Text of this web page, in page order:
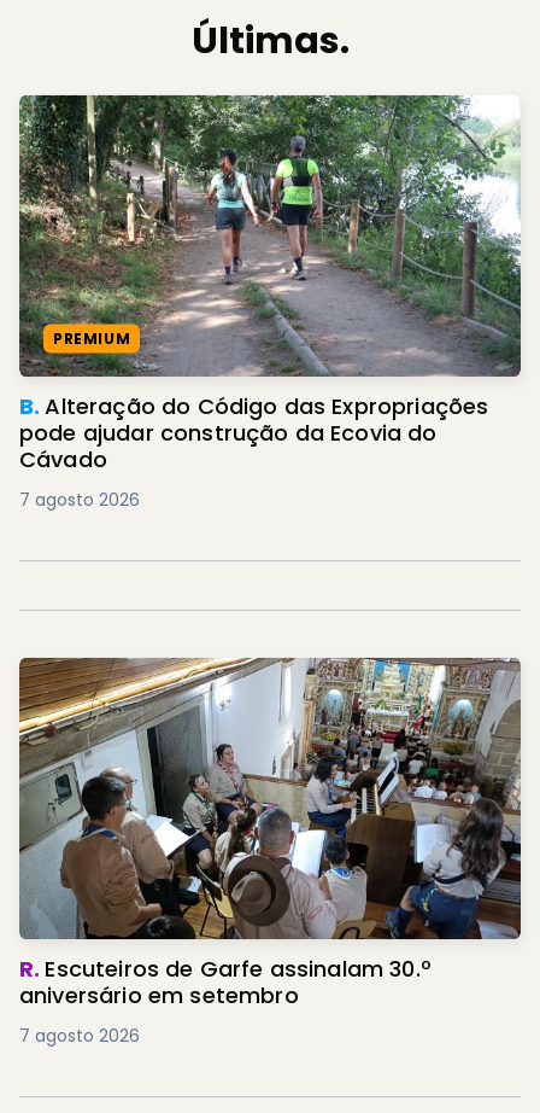
Últimas.
PREMIUM
B.Alteração do Código das Expropriações
pode ajudar construção da Ecovia do
Cávado
7 agosto 2026
R. Escuteiros de Garfe assinalam 30.º
aniversário em setembro
7 agosto 2026